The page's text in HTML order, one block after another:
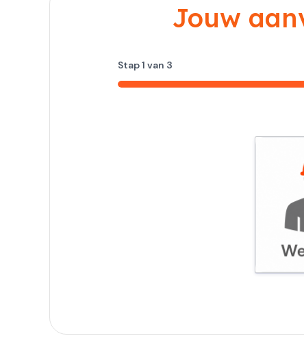
Jouw
Stap1 van 3
33%